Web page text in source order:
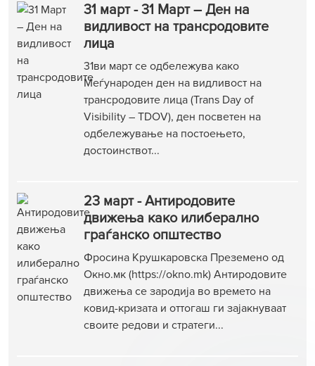
31 март - 31 Март – Ден на
видливост на трансродовите
лица
31ви март се одбележува како
Меѓународен ден на видливост на
трансродовите лица (Trans Day of
Visibility – TDOV), ден посветен на
одбележување на постоењето,
достоинствот...
23 март - Антиродовите
движења како илиберално
граѓанско општество
Фросина Крушкаровска Преземено од
Окно.мк (https://okno.mk) Антиродовите
движења се зародија во времето на
ковид-кризата и оттогаш ги зајакнуваат
своите редови и стратеги...